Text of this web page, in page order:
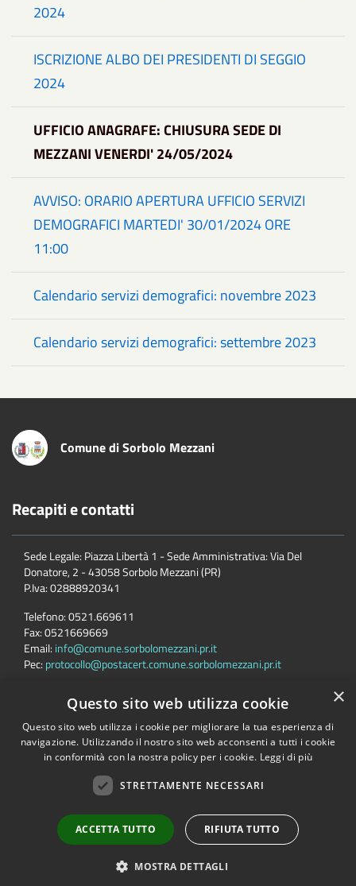
2024
ISCRIZIONE ALBO DEI PRESIDENTI DI SEGGIO
2024
UFFICIO ANAGRAFE: CHIUSURA SEDE DI
MEZZANI VENERDI' 24/05/2024
AVVISO: ORARIO APERTURA UFFICIO SERVIZI
DEMOGRAFICI MARTEDI' 30/01/2024 ORE
11:00
Calendario servizi demografici: novembre 2023
Calendario servizi demografici: settembre 2023
Comune di Sorbolo Mezzani
Recapiti e contatti
Sede Legale: Piazza Libertà 1 - Sede Amministrativa: Via Del
Donatore, 2 - 43058 Sorbolo Mezzani (PR)
P.Iva:02888920341
Telefono:0521.669611
Fax:0521669669
Email: info@comune.sorbolomezzani.pr.it
Pec: protocollo@postacert.comune.sorbolomezzani.pr.it
Seguici su
Accessibilità Privacy Cookie Mappa del sito
Cane
Copyright © 2026 • Comune di Sorbolo Mezzani • Powered by
Municipium•Accesso redazione
×
Questo sito web utilizza cookie
Questo sito web utilizza i cookie per migliorare la tua esperienza di
navigazione. Utilizzando il nostro sito web acconsenti a tutti i cookie
in conformità con la nostra policy per i cookie. Leggi di più
STRETTAMENTE NECESSARI
ACCETTA TUTTO RIFIUTA TUTTO
MOSTRA DETTAGLI